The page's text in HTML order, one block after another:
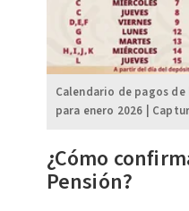
Calendario de pagos
para enero 2026 |
​¿Cómo
Pensión?